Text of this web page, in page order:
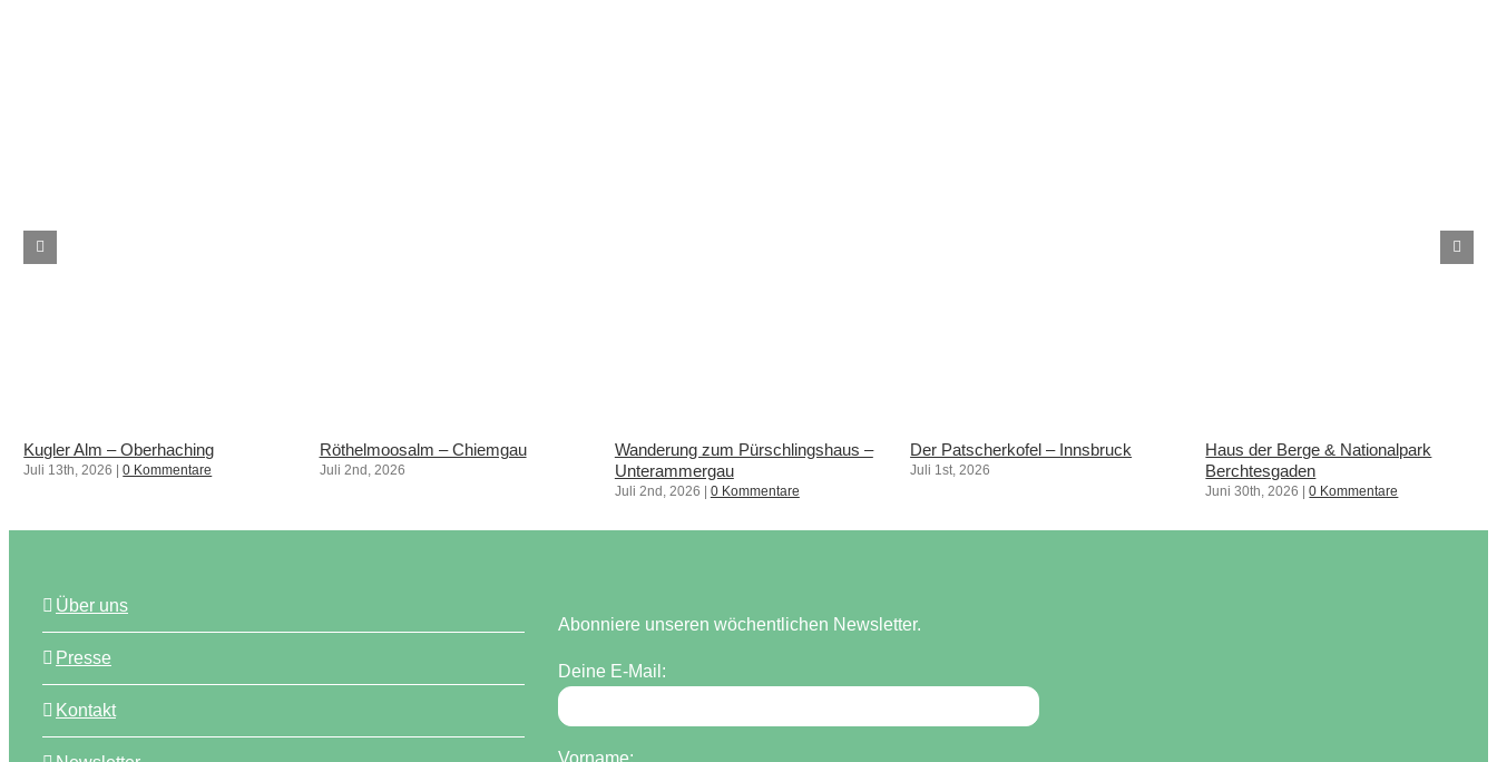
Kugler Alm – Oberhaching
Juli 13th, 2026 | 0 Kommentare
Röthelmoosalm – Chiemgau
Juli 2nd, 2026
Wanderung zum Pürschlingshaus –
Unterammergau
Juli 2nd, 2026 | 0 Kommentare
Der Patscherkofel – Innsbruck
Juli 1st, 2026
Haus der Berge & Nationalpark
Berchtesgaden
Juni 30th, 2026 | 0 Kommentare
Über uns
Presse
Kontakt
Abonniere unseren wöchentlichen Newsletter.
Deine E-Mail:
Vorname: